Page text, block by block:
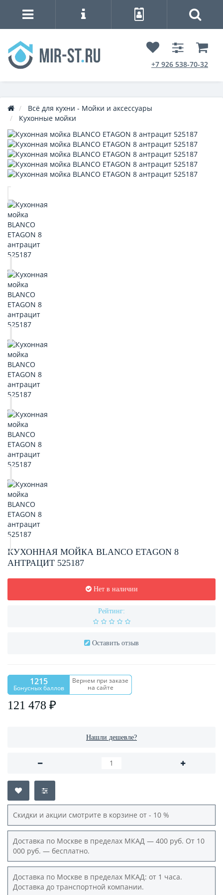
+7 926 538-70-32
Всё для кухни - Мойки и аксессуары
Кухонные мойки
КУХОННАЯ МОЙКА BLANCO ETAGON 8
АНТРАЦИТ 525187
Нет в наличии
Рейтинг:
Оставить отзыв
1215
Бонусных баллов
Вернем при заказе
на сайте
121 478 ₽
Нашли дешевле?
Скидки и акции смотрите в корзине от - 10 %
Доставка по Москве в пределах МКАД — 400 руб. От 10
000 руб. — бесплатно.
Доставка по Москве в пределах МКАД: от 1 часа.
Доставка до транспортной компании.